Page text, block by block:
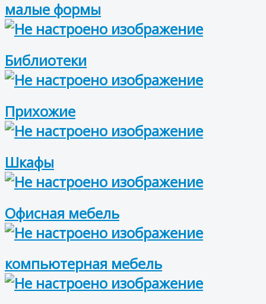
малые формы
Библиотеки
Прихожие
Шкафы
Офисная мебель
компьютерная мебель